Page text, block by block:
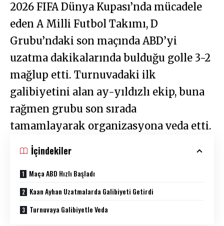
2026 FIFA Dünya Kupası’nda mücadele
eden A Milli Futbol Takımı, D
Grubu’ndaki son maçında ABD’yi
uzatma dakikalarında bulduğu golle 3-2
mağlup etti. Turnuvadaki ilk
galibiyetini alan ay-yıldızlı ekip, buna
rağmen grubu son sırada
tamamlayarak organizasyona veda etti.
İçindekiler
Maça ABD Hızlı Başladı
Kaan Ayhan Uzatmalarda Galibiyeti Getirdi
Turnuvaya Galibiyetle Veda